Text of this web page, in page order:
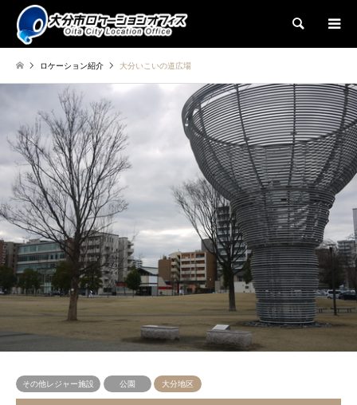
検索
ロケーション紹介 大分いこいの道広場
その他レジャー施設 公園 大分地区